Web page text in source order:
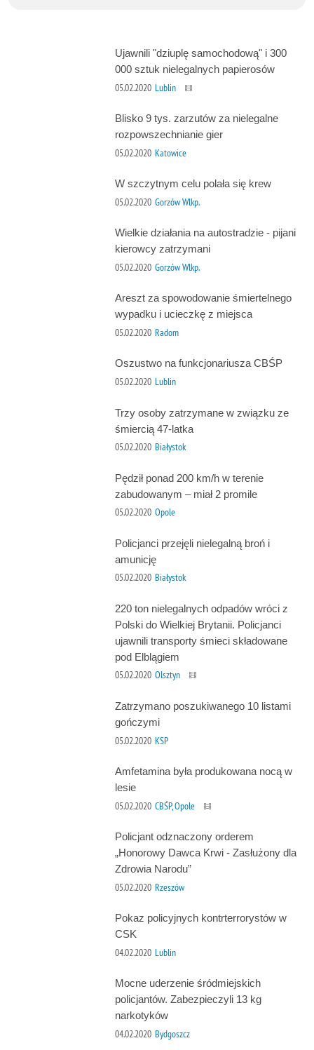
Ujawnili "dziuplę samochodową" i 300
000 sztuk nielegalnych papierosów
05.02.2020 Lublin
Blisko 9 tys. zarzutów za nielegalne
rozpowszechnianie gier
05.02.2020 Katowice
W szczytnym celu polała się krew
05.02.2020 Gorzów Wlkp.
Wielkie działania na autostradzie - pijani
kierowcy zatrzymani
05.02.2020 Gorzów Wlkp.
Areszt za spowodowanie śmiertelnego
wypadku i ucieczkę z miejsca
05.02.2020 Radom
Oszustwo na funkcjonariusza CBŚP
05.02.2020 Lublin
Trzy osoby zatrzymane w związku ze
śmiercią 47-latka
05.02.2020 Białystok
Pędził ponad 200 km/h w terenie
zabudowanym – miał 2 promile
05.02.2020 Opole
Policjanci przejęli nielegalną broń i
amunicję
05.02.2020 Białystok
220 ton nielegalnych odpadów wróci z
Polski do Wielkiej Brytanii. Policjanci
ujawnili transporty śmieci składowane
pod Elblągiem
05.02.2020 Olsztyn
Zatrzymano poszukiwanego 10 listami
gończymi
05.02.2020 KSP
Amfetamina była produkowana nocą w
lesie
05.02.2020 CBŚP, Opole
Policjant odznaczony orderem
„Honorowy Dawca Krwi - Zasłużony dla
Zdrowia Narodu”
05.02.2020 Rzeszów
Pokaz policyjnych kontrterrorystów w
CSK
04.02.2020 Lublin
Mocne uderzenie śródmiejskich
policjantów. Zabezpieczyli 13 kg
narkotyków
04.02.2020 Bydgoszcz